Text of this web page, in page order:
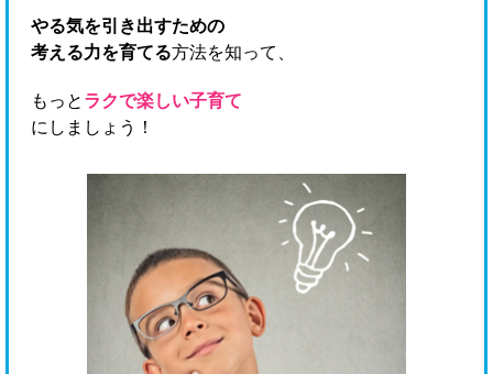
やる気を引き出すための
考える力を育てる方法を知って、
もっと ラクで楽しい子育て
にしましょう！